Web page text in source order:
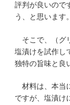
評判が良いので
う、と思います。
そこで、（グ
塩漬けを試作し
独特の旨味と良
材料は、本当
ですが、塩漬け